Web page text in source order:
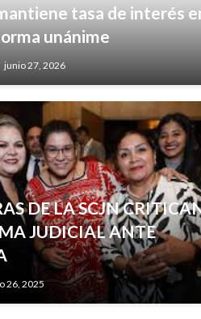
tasa de interés
unánime
junio 27, 2026
DE LA SCJN
JUDICIAL ANTE
26, 2025